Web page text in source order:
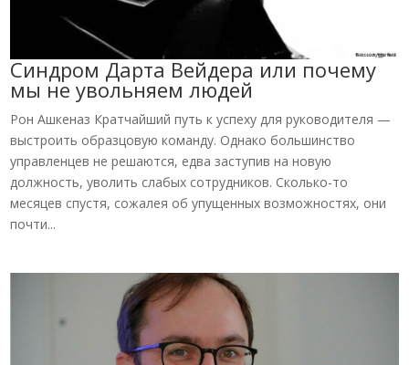
Синдром Дарта Вейдера или почему
мы не увольняем людей
Рон Ашкеназ Кратчайший путь к успеху для руководителя —
выстроить образцовую команду. Однако большинство
управленцев не решаются, едва заступив на новую
должность, уволить слабых сотрудников. Сколько-то
месяцев спустя, сожалея об упущенных возможностях, они
почти...